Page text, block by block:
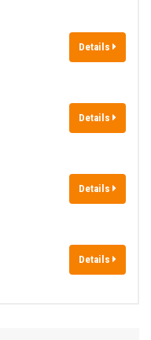
Details
Details
Details
Details